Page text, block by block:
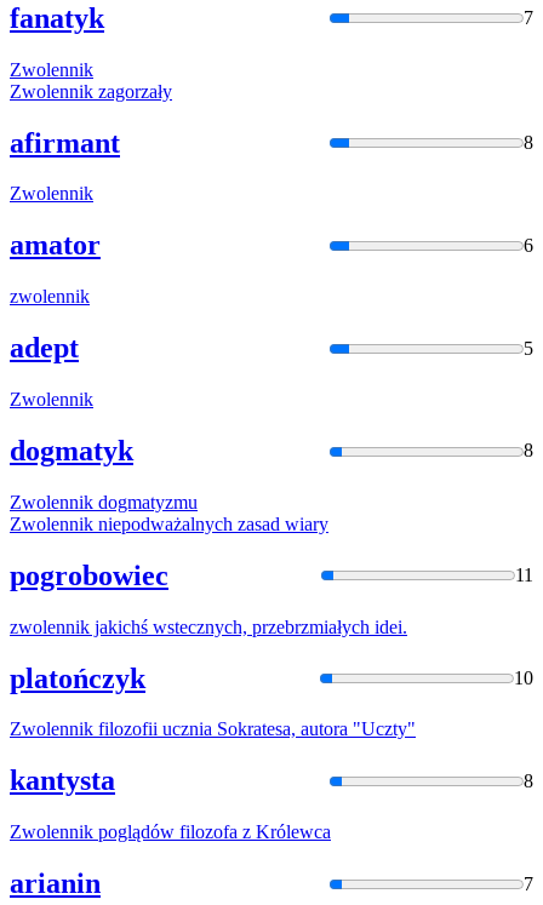
fanatyk 7
Zwolennik
Zwolennik zagorzały
afirmant 8
Zwolennik
amator 6
zwolennik
adept 5
Zwolennik
dogmatyk 8
Zwolennik dogmatyzmu
Zwolennik niepodważalnych zasad wiary
pogrobowiec 11
zwolennik jakichś wstecznych, przebrzmiałych idei.
platończyk 10
Zwolennik filozofii ucznia Sokratesa, autora "Uczty"
kantysta 8
Zwolennik poglądów filozofa z Królewca
arianin 7